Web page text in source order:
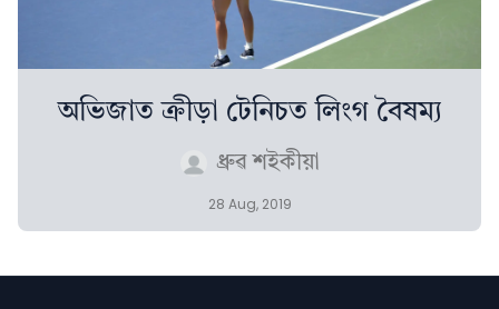
অভিজাত ক্ৰীড়া টেনিচত লিংগ বৈষম্য
ধ্ৰুৱ শইকীয়া
28 Aug, 2019